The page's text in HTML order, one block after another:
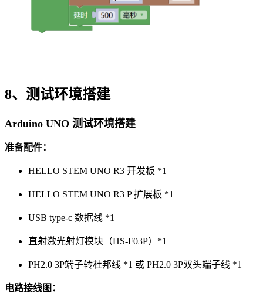
8、测试环境搭建
Arduino UNO 测试环境搭建
准备配件：
HELLO STEM UNO R3 开发板 *1
HELLO STEM UNO R3 P 扩展板 *1
USB type-c 数据线 *1
直射激光射灯模块（HS-F03P）*1
PH2.0 3P端子转杜邦线 *1 或 PH2.0 3P双头端子线 *1
电路接线图：